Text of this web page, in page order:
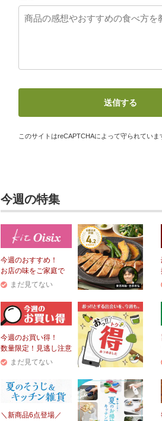
このサイトはreCAPTCHAによって守られてい
今週の特集
今週のおすすめ！
お店の味をご家庭で
まだ見てない
今週のお買い得！
数量限定！見逃し注意
まだ見てない
＼新商品6点登場／